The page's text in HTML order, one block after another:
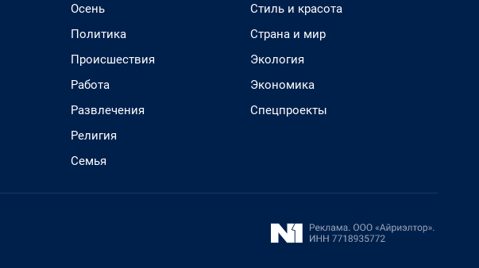
Осень
Политика
Происшествия
Работа
Развлечения
Религия
Семья
Стиль и красота
Страна и мир
Экология
Экономика
Спецпроекты